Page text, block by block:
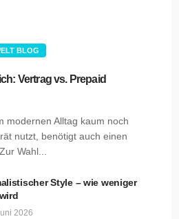
BLOG
Vertrag vs. Prepaid
modernen Alltag kaum noch
nutzt, benötigt auch einen
Wahl...
Style – wie weniger
2026